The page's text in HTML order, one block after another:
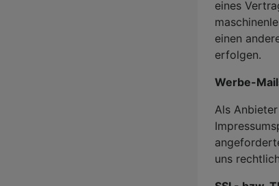
eines
einen
erfolgen.
Werbe-
Als
uns